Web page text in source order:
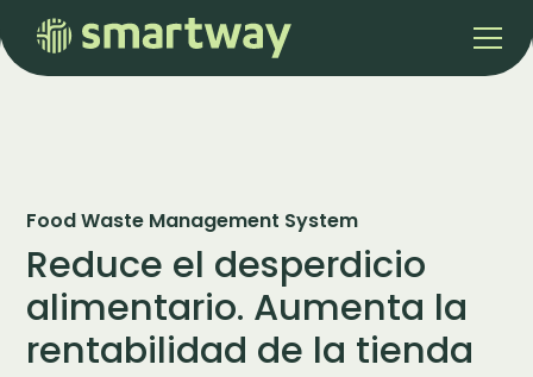
Food Waste Management System
Reduce el desperdicio
alimentario. Aumenta la
rentabilidad de la tienda